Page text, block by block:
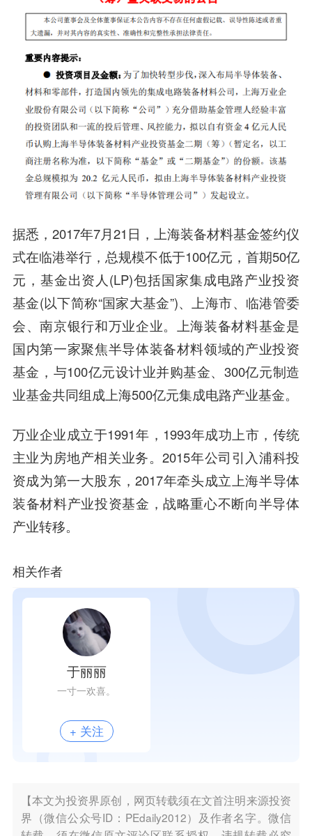
据悉，2017年7月21日，上海装备材料基金签约仪
式在临港举行，总规模不低于100亿元，首期50亿
元，基金出资人(LP)包括国家集成电路产业投资
基金(以下简称“国家大基金”)、上海市、临港管委
会、南京银行和万业企业。 上海装备材料基金是
国内第一家聚焦半导体装备材料领域的产业投资
基金，与100亿元设计业并购基金、300亿元制造
业基金共同组成上海500亿元集成电路产业基金。
万业企业成立于1991年，1993年成功上市，传统
主业为房地产相关业务。2015年公司引入浦科投
资成为第一大股东，2017年牵头成立上海半导体
装备材料产业投资基金，战略重心不断向半导体
产业转移。
相关作者
于丽丽
一寸一欢喜。
+ 关注
【本文为投资界原创，网页转载须在文首注明来源投资
界（微信公众号ID：PEdaily2012）及作者名字。微信